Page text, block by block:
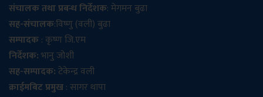
संचालक तथा प्रबन्ध निर्देशक: मेगमन बुढा
सह-संचालक:विष्णु (वली) बुढा
सम्पादक: कृष्ण जि.एम
निर्देशक:भानु जोशी
सह-सम्पादक:टेकेन्द्र वली
क्राईमबिट प्रमुख: सागर थापा